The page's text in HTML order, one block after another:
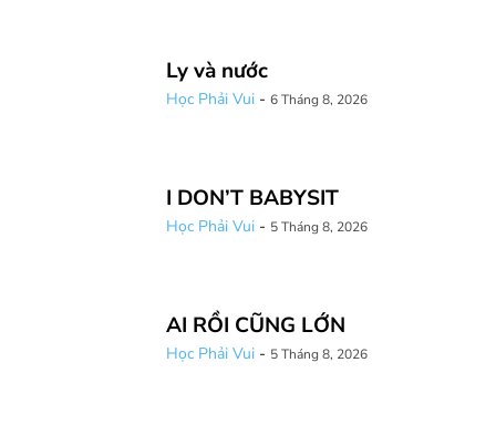
Ly và nước
Học Phải Vui - 6 Tháng 8, 2026
I DON’T BABYSIT
Học Phải Vui - 5 Tháng 8, 2026
AI RỒI CŨNG LỚN
Học Phải Vui - 5 Tháng 8, 2026